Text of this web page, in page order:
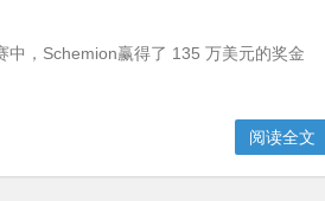
，Schemion赢得了 135 万美元的奖金
阅读全文